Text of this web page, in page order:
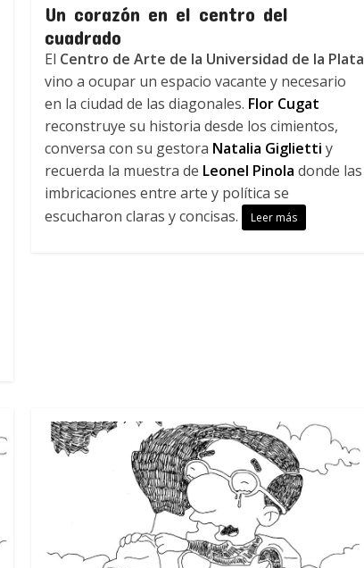
Un corazón en el centro del
cuadrado
El Centro de Arte de la Universidad de la Plata
vino a ocupar un espacio vacante y necesario
en la ciudad de las diagonales. Flor Cugat
reconstruye su historia desde los cimientos,
conversa con su gestora Natalia Giglietti y
recuerda la muestra de Leonel Pinola donde las
imbricaciones entre arte y política se
escucharon claras y concisas.
Leer más